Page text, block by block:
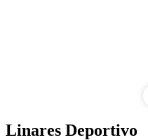
Linares Deportivo